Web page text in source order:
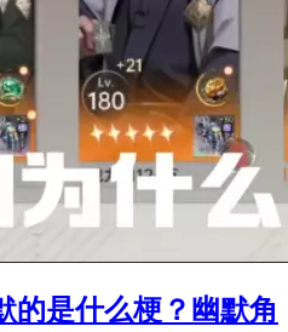
的是什么梗？幽默角